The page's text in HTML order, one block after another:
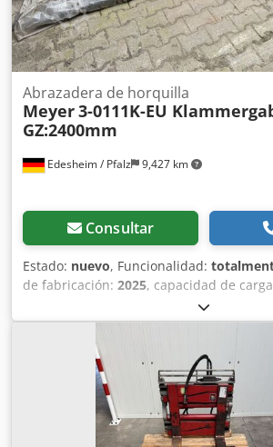
Edesheim / Pfalz 9,427 km
Abrazadera de horquilla
Meyer3-0111K-EU
GZ:2400mm
Consultar
Estado: nuevo, Funcionalidad:
de fabricación: 2025, capacidad de
, altura de
ancho de construcción:1,800 mm,
, Pinza para horquillas Centro
Clase ISO: ISO clase 4 = 5.000 - 10.000
Amysck Estado: Equipo nuevo Estado
Descripción: Longitud de horquilla 2400
Capacidad de carga como porta
pinza: 5.000 kg. Nuevo dispositivo